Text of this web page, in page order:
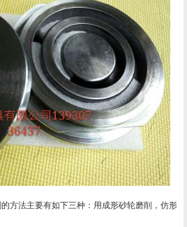
方法主要有如下三种：用成形砂轮磨削，仿形